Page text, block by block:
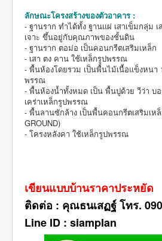
ลักษณะโครงสร้างของตัวอาคาร :
- ฐานราก ทำได้ทั้ง ฐานแผ่ เสาเข็มกลุ่ม เ
เจาะ ขึ้นอยู่กับคุณภาพของชั้นดิน
- ฐานราก ตอม่อ เป็นคอนกรีตเสริมเหล็ก
- เสา ตง คาน ใช้เหล็กรูปพรรณ
- พื้นห้องโดยรวม เป็นพื้นไม้เนื้อแข็งหนา
พรรณ
- พื้นห้องน้ำทั้งหมด เป็น พื้นปูด้วย วีว่า บ
เคร่าเหล็กรูปพรรณ
- พื้นลานซักล้าง เป็นพื้นคอนกรีตเสริมเห
GROUND)
- โครงหลังคา ใช้เหล็กรูปพรรณ
เขียนแบบบ้านราคาประหยัด
ติดต่อ : คุณธนเสฏฐ์ โทร.
Line ID : siamplan